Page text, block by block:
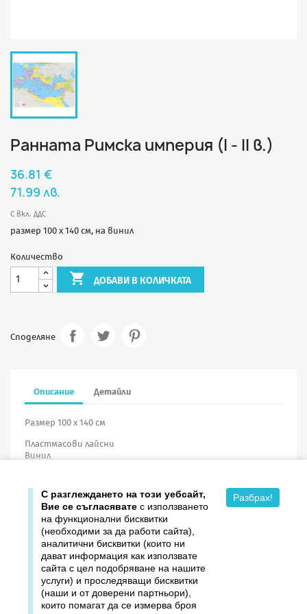
Ранната Римска империя (I - II в.)
36.81 €
71.99 лв.
С вкл. ДДС
размер 100 х 140 см, на винил
Количество
 ДОБАВИ В КОЛИЧКАТА
Споделяне
Описание Детайли
Размер 100 х 140 см
Пластмасови лайсни
Винил
Продукти
Издателство ДОМИНО
С разглеждането на този уебсайт,
Вие се съгласявате с използването
на функционални бисквитки
(необходими за да работи сайта),
аналитични бисквитки (които ни
дават информация как използвате
сайта с цел подобряване на нашите
услуги) и проследяващи бисквитки
(наши и от доверени партньори),
които помагат да се измерва броя
Разбрах!